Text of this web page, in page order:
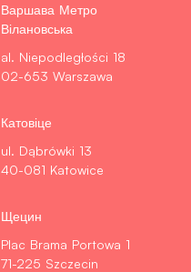
Варшава Метро
Вілановська
al. Niepodległości 18
02-653 Warszawa
Катовіце
ul. Dąbrówki 13
40-081 Katowice
Щецин
Plac Brama Portowa 1
71-225 Szczecin